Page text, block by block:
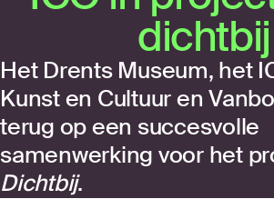
dicht­bij
Het Drents Museum, het
Kunst en Cultuur en
terug op een succesvolle
samenwerking voor het
Dichtbij.